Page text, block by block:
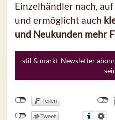
Einzelhändler nach,
und ermöglicht auch
und Neukunden mehr
stil & markt-Newsletter